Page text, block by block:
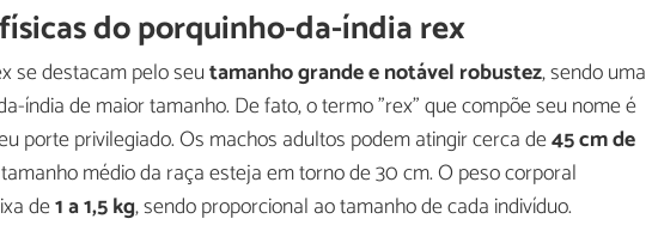
do porquinho-da-índia rex
se destacam pelo seutamanho grande e notável robustez, sendo uma
índia de maior tamanho. De fato, o termo "rex" que compõe seu nome é
porte privilegiado. Os machos adultos podem atingir cerca de45 cm de
médio da raça esteja em torno de 30 cm. O peso corporal
de1 a 1,5 kg, sendo proporcional ao tamanho de cada indivíduo.